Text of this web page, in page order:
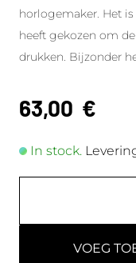
horlogemaker. Het
heeft gekozen om
drukken. Bijzonder
63,00 €
In stock.
VOEG